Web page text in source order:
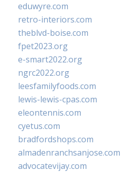
eduwyre.com
retro-interiors.com
theblvd-boise.com
fpet2023.org
e-smart2022.org
ngrc2022.org
leesfamilyfoods.com
lewis-lewis-cpas.com
eleontennis.com
cyetus.com
bradfordshops.com
almadenranchsanjose.com
advocatevijay.com